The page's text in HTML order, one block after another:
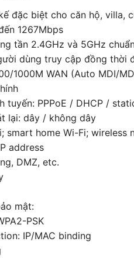
đặc biệt cho căn hộ, villa,
1267Mbps
tần 2.4GHz và 5GHz
dùng truy cập đồng thời
1000M WAN (Auto MDI/
tuyến: PPPoE / DHCP /
lại: dây / không dây
smart home Wi-Fi; wireless
address
DMZ, etc.
mật:
PSK
IP/MAC binding